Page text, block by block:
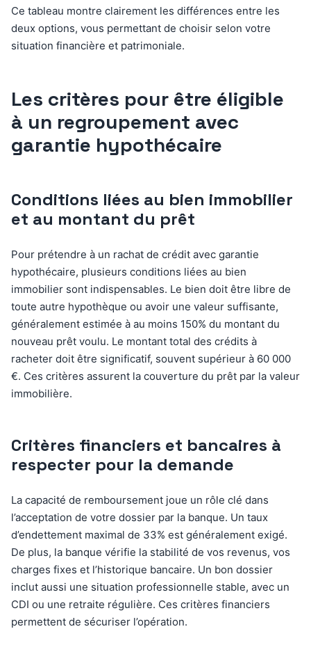
Ce tableau montre clairement les différences entre les
deux options, vous permettant de choisir selon votre
situation financière et patrimoniale.
Les critères pour être éligible
à un regroupement avec
garantie hypothécaire
Conditions liées au bien immobilier
et au montant du prêt
Pour prétendre à un rachat de crédit avec garantie
hypothécaire, plusieurs conditions liées au bien
immobilier sont indispensables. Le bien doit être libre de
toute autre hypothèque ou avoir une valeur suffisante,
généralement estimée à au moins 150% du montant du
nouveau prêt voulu. Le montant total des crédits à
racheter doit être significatif, souvent supérieur à 60 000
€. Ces critères assurent la couverture du prêt par la valeur
immobilière.
Critères financiers et bancaires à
respecter pour la demande
La capacité de remboursement joue un rôle clé dans
l’acceptation de votre dossier par la banque. Un taux
d’endettement maximal de 33% est généralement exigé.
De plus, la banque vérifie la stabilité de vos revenus, vos
charges fixes et l’historique bancaire. Un bon dossier
inclut aussi une situation professionnelle stable, avec un
CDI ou une retraite régulière. Ces critères financiers
permettent de sécuriser l’opération.